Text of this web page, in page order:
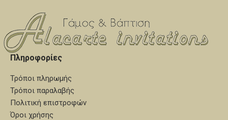
Πληροφορίες
Τρόποι πληρωμής
Τρόποι παραλαβής
Πολιτική επιστροφών
Όροι χρήσης